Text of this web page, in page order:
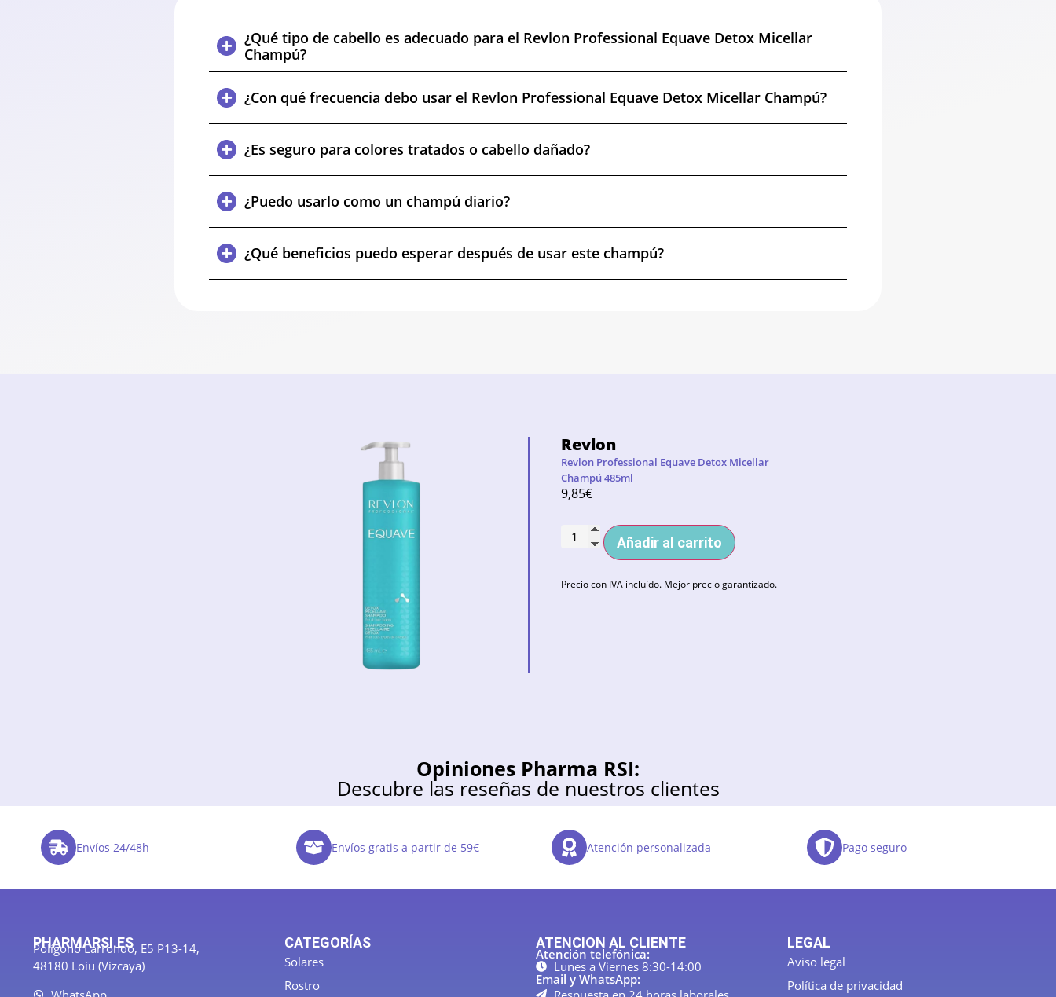
¿Qué tipo de cabello es adecuado para el Revlon Professional Equave Detox Micellar
Champú?
¿Con qué frecuencia debo usar el Revlon Professional Equave Detox Micellar Champú?
¿Es seguro para colores tratados o cabello dañado?
¿Puedo usarlo como un champú diario?
¿Qué beneficios puedo esperar después de usar este champú?
Revlon
Revlon Professional Equave Detox Micellar
Champú 485ml
9,85€
Añadir al carrito
Precio con IVA incluído. Mejor precio garantizado.
Opiniones Pharma RSI:
Descubre las reseñas de nuestros clientes
Envíos 24/48h Envíos gratis a partir de 59€ Atención personalizada Pago seguro
PHARMARSI.ES
Polígono Larrondo, E5 P13-14,
48180 Loiu (Vizcaya)
CATEGORÍAS
Solares
Rostro
ATENCION AL CLIENTE
Atención telefónica:
Lunes a Viernes 8:30-14:00
Email y WhatsApp:
LEGAL
Aviso legal
Política de privacidad